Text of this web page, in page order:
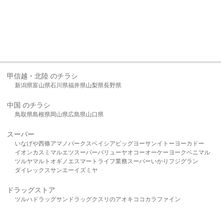
甲信越・北陸 のチラシ
新潟県富山県石川県福井県山梨県長野県
中国 のチラシ
鳥取県島根県岡山県広島県山口県
スーパー
いなげや西條アマノパークスベイシア ビッグヨーサンイトーヨーカドー
イオンカスミ マルエツスーパーバリューヤオコーオーケー ヨークベニマル
ツルヤマルト オギノ エスマート ライフ業務スーパーいかり フジグラン
ダイレックスサンエーイズミヤ
ドラッグストア
ツルハドラッグサンドラッグクスリのアオキ ココカラファイン